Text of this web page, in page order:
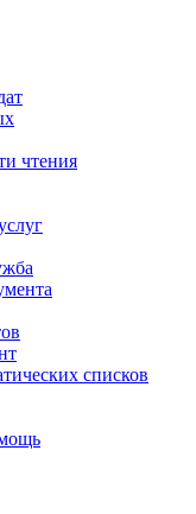
чтения
списков